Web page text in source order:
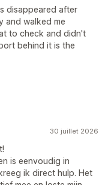
disappeared after
and walked me
to check and didn't
behind it is the
30 juillet 2026
is eenvoudig in
ik direct hulp. Het